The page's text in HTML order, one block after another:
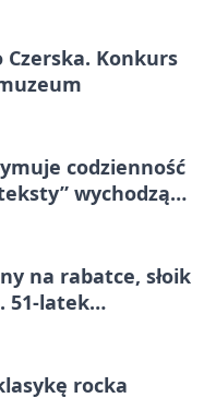
Konkurs
codzienność
wychodzą
na rabatce, słoik
51-latek
rocka